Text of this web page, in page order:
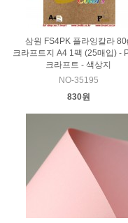
삼원 FS4PK 플라잉칼라
크라프트지 A4 1팩 (25매입) -
크라프트 - 색상지
NO-35195
830원